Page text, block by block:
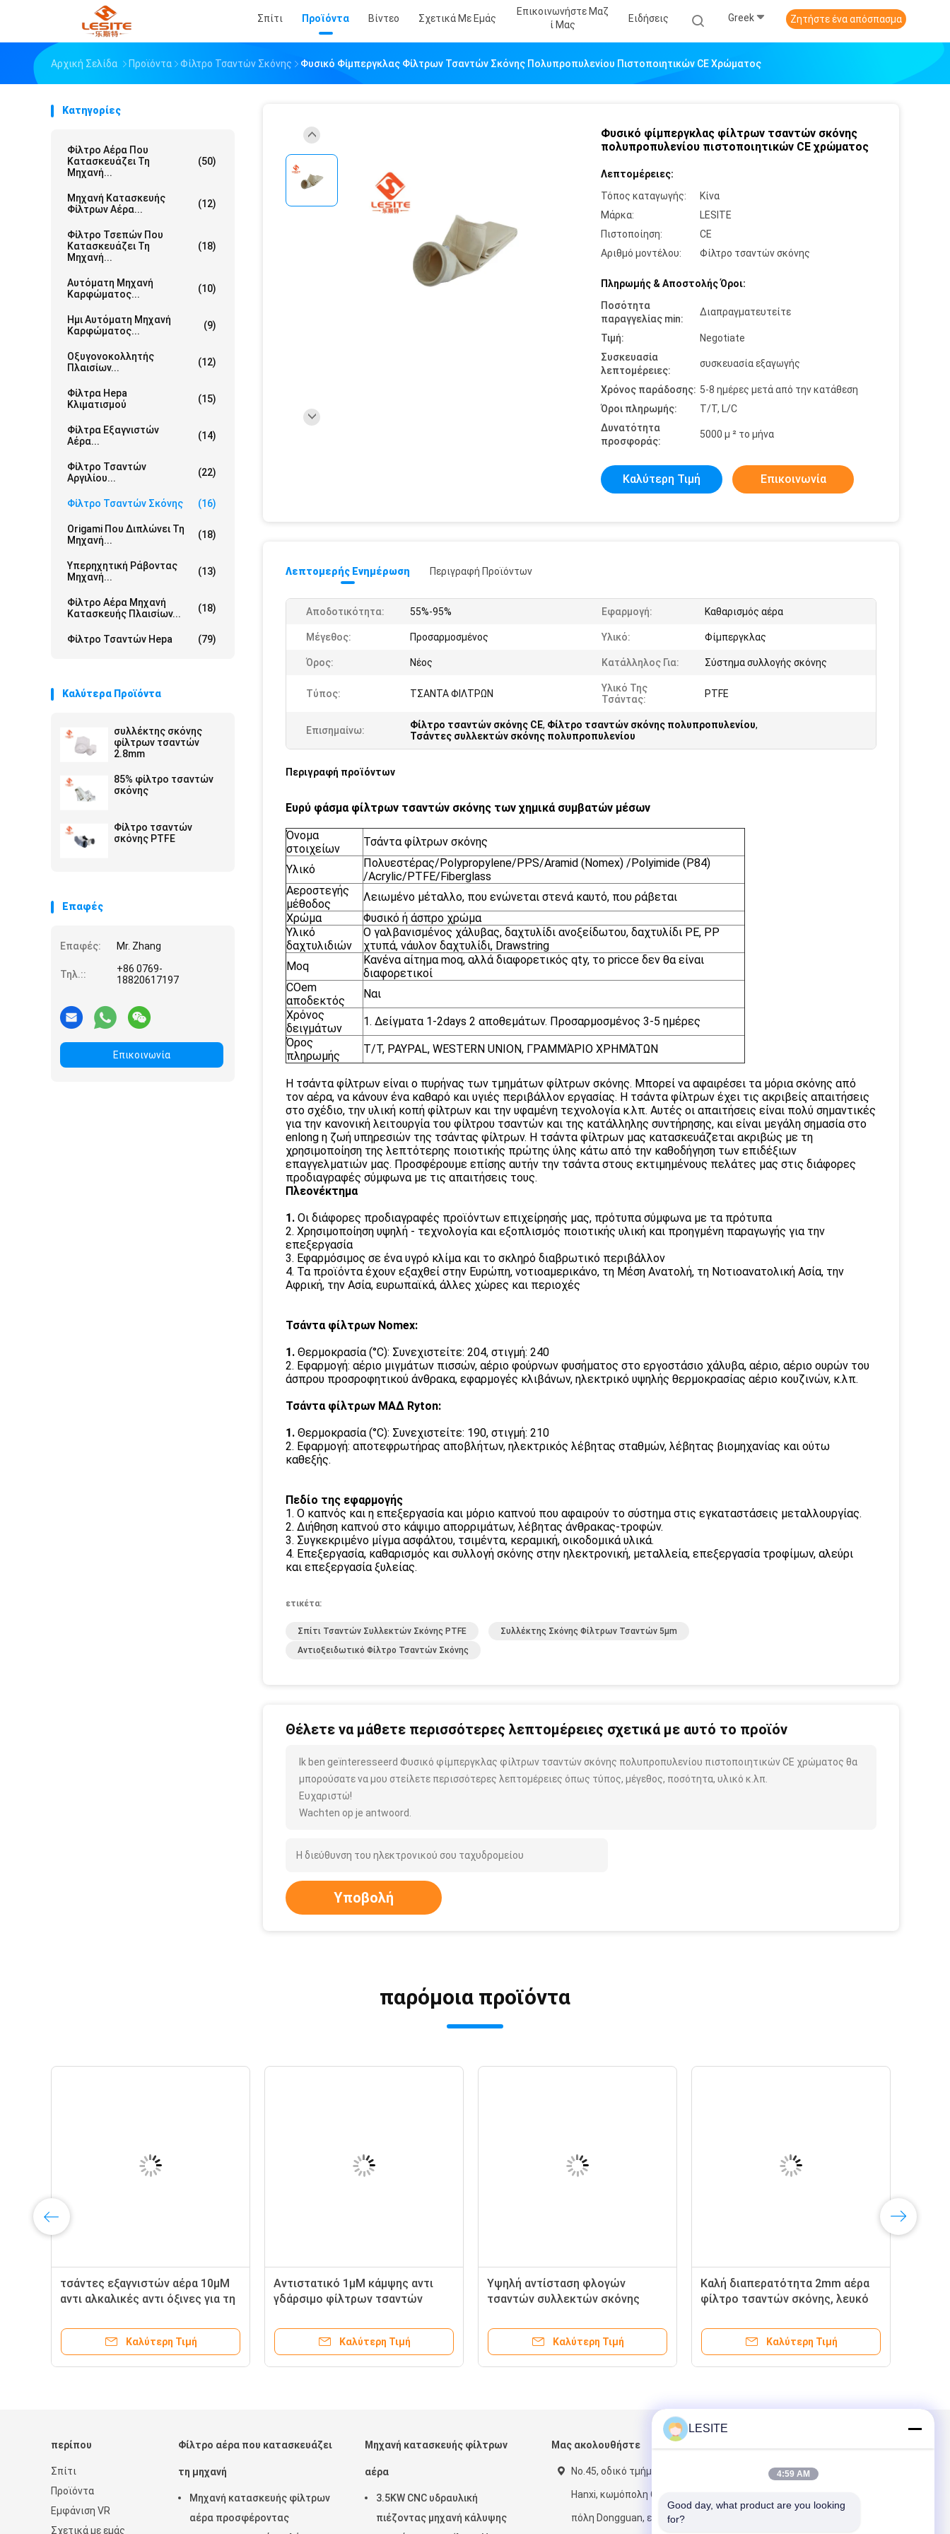
Σπίτι Προϊόντα Βίντεο Σχετικά Με Εμάς
Επικοινωνήστε Μαζ
Ί Μας
Ειδήσεις Greek Ζητήστε ένα απόσπασμα
Αρχική Σελίδα Προϊόντα Φίλτρο Τσαντών Σκόνης Φυσικό Φίμπεργκλας Φίλτρων Τσαντών Σκόνης Πολυπροπυλενίου Πιστοποιητικών CE Χρώματος
Κατηγορίες
Φίλτρο Αέρα Που
Κατασκευάζει Τη
Μηχανή...
(50)
Μηχανή Κατασκευής
Φίλτρων Αέρα...
(12)
Φίλτρο Τσεπών Που
Κατασκευάζει Τη
Μηχανή...
(18)
Αυτόματη Μηχανή
Καρφώματος...
(10)
Ημι Αυτόματη Μηχανή
Καρφώματος...
(9)
Οξυγονοκολλητής
Πλαισίων...
(12)
Φίλτρα Hepa
Κλιματισμού
(15)
Φίλτρα Εξαγνιστών
Αέρα...
(14)
Φίλτρο Τσαντών
Αργιλίου...
(22)
Φίλτρο Τσαντών Σκόνης (16)
Origami Που Διπλώνει Τη
Μηχανή...
(18)
Υπερηχητική Ράβοντας
Μηχανή...
(13)
Φίλτρο Αέρα Μηχανή
Κατασκευής Πλαισίων...
(18)
Φίλτρο Τσαντών Hepa (79)
Καλύτερα Προϊόντα
συλλέκτης σκόνης
φίλτρων τσαντών
2.8mm
85% φίλτρο τσαντών
σκόνης
Φίλτρο τσαντών
σκόνης PTFE
Επαφές
Επαφές: Mr. Zhang
Τηλ.::
+86 0769-
18820617197
Επικοινωνία
Φυσικό φίμπεργκλας φίλτρων τσαντών σκόνης
πολυπροπυλενίου πιστοποιητικών CE χρώματος
Λεπτομέρειες:
Τόπος καταγωγής:
Κίνα
Μάρκα:
LESITE
Πιστοποίηση:
CE
Αριθμό μοντέλου:
Φίλτρο τσαντών σκόνης
Πληρωμής & Αποστολής Όροι:
Ποσότητα
παραγγελίας min:
Διαπραγματευτείτε
Τιμή:
Negotiate
Συσκευασία
λεπτομέρειες:
συσκευασία εξαγωγής
Χρόνος παράδοσης: 5-8 ημέρες μετά από την κατάθεση
Όροι πληρωμής:
T/T, L/C
Δυνατότητα
προσφοράς:
5000 μ ² το μήνα
Καλύτερη Τιμή Επικοινωνία
Λεπτομερής Ενημέρωση Περιγραφή Προϊόντων
Αποδοτικότητα: 55%-95% Εφαρμογή: Καθαρισμός αέρα
Μέγεθος: Προσαρμοσμένος Υλικό: Φίμπεργκλας
Όρος: Νέος Κατάλληλος Για: Σύστημα συλλογής σκόνης
Τύπος: ΤΣΑΝΤΑ ΦΙΛΤΡΩΝ
Υλικό Της
Τσάντας:
PTFE
Επισημαίνω: Φίλτρο τσαντών σκόνης CE, Φίλτρο τσαντών σκόνης πολυπροπυλενίου,
Τσάντες συλλεκτών σκόνης πολυπροπυλενίου
Περιγραφή προϊόντων
Ευρύ φάσμα φίλτρων τσαντών σκόνης των χημικά συμβατών μέσων
Όνομα
στοιχείων
Τσάντα φίλτρων σκόνης
Υλικό
Πολυεστέρας/Polypropylene/PPS/Aramid (Nomex) /Polyimide (P84)
/Acrylic/PTFE/Fiberglass
Αεροστεγής
μέθοδος
Λειωμένο μέταλλο, που ενώνεται στενά καυτό, που ράβεται
Χρώμα
Φυσικό ή άσπρο χρώμα
Υλικό
δαχτυλιδιών
Ο γαλβανισμένος χάλυβας, δαχτυλίδι ανοξείδωτου, δαχτυλίδι PE, PP
χτυπά, νάυλον δαχτυλίδι, Drawstring
Moq
Κανένα αίτημα moq, αλλά διαφορετικός qty, το pricce δεν θα είναι
διαφορετικοί
COem
αποδεκτός
Ναι
Χρόνος
δειγμάτων
1. Δείγματα 1-2days 2 αποθεμάτων. Προσαρμοσμένος 3-5 ημέρες
Όρος
πληρωμής
T/T, PAYPAL, WESTERN UNION, ΓΡΑΜΜΆΡΙΟ ΧΡΗΜΆΤΩΝ
Η τσάντα φίλτρων είναι ο πυρήνας των τμημάτων φίλτρων σκόνης. Μπορεί να αφαιρέσει τα μόρια σκόνης από
τον αέρα, να κάνουν ένα καθαρό και υγιές περιβάλλον εργασίας. Η τσάντα φίλτρων έχει τις ακριβείς απαιτήσεις
στο σχέδιο, την υλική κοπή φίλτρων και την υφαμένη τεχνολογία κ.λπ. Αυτές οι απαιτήσεις είναι πολύ σημαντικές
για την κανονική λειτουργία του φίλτρου τσαντών και της κατάλληλης συντήρησης, και είναι μεγάλη σημασία στο
enlong η ζωή υπηρεσιών της τσάντας φίλτρων. Η τσάντα φίλτρων μας κατασκευάζεται ακριβώς με τη
χρησιμοποίηση της λεπτότερης ποιοτικής πρώτης ύλης κάτω από την καθοδήγηση των επιδέξιων
επαγγελματιών μας. Προσφέρουμε επίσης αυτήν την τσάντα στους εκτιμημένους πελάτες μας στις διάφορες
προδιαγραφές σύμφωνα με τις απαιτήσεις τους.
Πλεονέκτημα
1. Οι διάφορες προδιαγραφές προϊόντων επιχείρησής μας, πρότυπα σύμφωνα με τα πρότυπα
2. Χρησιμοποίηση υψηλή - τεχνολογία και εξοπλισμός ποιοτικής υλική και προηγμένη παραγωγής για την
επεξεργασία
3. Εφαρμόσιμος σε ένα υγρό κλίμα και το σκληρό διαβρωτικό περιβάλλον
4. Τα προϊόντα έχουν εξαχθεί στην Ευρώπη, νοτιοαμερικάνο, τη Μέση Ανατολή, τη Νοτιοανατολική Ασία, την
Αφρική, την Ασία, ευρωπαϊκά, άλλες χώρες και περιοχές
Τσάντα φίλτρων Nomex:
1. Θερμοκρασία (°C): Συνεχιστείτε: 204, στιγμή: 240
2. Εφαρμογή: αέριο μιγμάτων πισσών, αέριο φούρνων φυσήματος στο εργοστάσιο χάλυβα, αέριο, αέριο ουρών του
άσπρου προσροφητικού άνθρακα, εφαρμογές κλιβάνων, ηλεκτρικό υψηλής θερμοκρασίας αέριο κουζινών, κ.λπ.
Τσάντα φίλτρων ΜΑΔ Ryton:
1. Θερμοκρασία (°C): Συνεχιστείτε: 190, στιγμή: 210
2. Εφαρμογή: αποτεφρωτήρας αποβλήτων, ηλεκτρικός λέβητας σταθμών, λέβητας βιομηχανίας και ούτω
καθεξής.
Πεδίο της εφαρμογής
1. Ο καπνός και η επεξεργασία και μόριο καπνού που αφαιρούν το σύστημα στις εγκαταστάσεις μεταλλουργίας.
2. Διήθηση καπνού στο κάψιμο απορριμάτων, λέβητας άνθρακας-τροφών.
3. Συγκεκριμένο μίγμα ασφάλτου, τσιμέντα, κεραμική, οικοδομικά υλικά.
4. Επεξεργασία, καθαρισμός και συλλογή σκόνης στην ηλεκτρονική, μεταλλεία, επεξεργασία τροφίμων, αλεύρι
και επεξεργασία ξυλείας.
ετικέτα:
Σπίτι Τσαντών Συλλεκτών Σκόνης PTFE
Συλλέκτης Σκόνης Φίλτρων Τσαντών 5µm
Αντιοξειδωτικό Φίλτρο Τσαντών Σκόνης
Θέλετε να μάθετε περισσότερες λεπτομέρειες σχετικά με αυτό το προϊόν
Ik ben geïnteresseerd Φυσικό φίμπεργκλας φίλτρων τσαντών σκόνης πολυπροπυλενίου πιστοποιητικών CE χρώματος θα
μπορούσατε να μου στείλετε περισσότερες λεπτομέρειες όπως τύπος, μέγεθος, ποσότητα, υλικό κ.λπ.
Ευχαριστώ!
Wachten op je antwoord.
Υποβολή
παρόμοια προϊόντα
τσάντες εξαγνιστών αέρα 10µM
αντι αλκαλικές αντι όξινες για τη
Καλύτερη Τιμή
Αντιστατικό 1µM κάμψης αντι
γδάρσιμο φίλτρων τσαντών
Καλύτερη Τιμή
Υψηλή αντίσταση φλογών
τσαντών συλλεκτών σκόνης
βιομηχανική
Καλύτερη Τιμή
Καλή διαπερατότητα 2mm αέρα
φίλτρο τσαντών σκόνης, λευκό
Καλύτερη Τιμή
περίπου
Σπίτι
Προϊόντα
Εμφάνιση VR
Σχετικά με εμάς
Φίλτρο αέρα που κατασκευάζει
τη μηχανή
Μηχανή κατασκευής φίλτρων
αέρα προσφέροντας
Μηχανή κατασκευής φίλτρων
αέρα
3.5KW CNC υδραυλική
πιέζοντας μηχανή κάλυψης
Μας ακολουθήστε
No.45, οδικό τμήμα Shuixi,
Hanxi, κωμόπολη Chashan,
πόλη Dongguan, επαρχία
LESITE
4:59 AM
Good day, what product are you looking
for?